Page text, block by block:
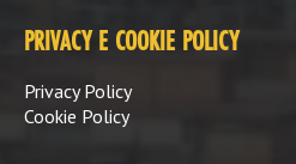
PRIVACY E COOKIE POLICY
Privacy Policy
Cookie Policy